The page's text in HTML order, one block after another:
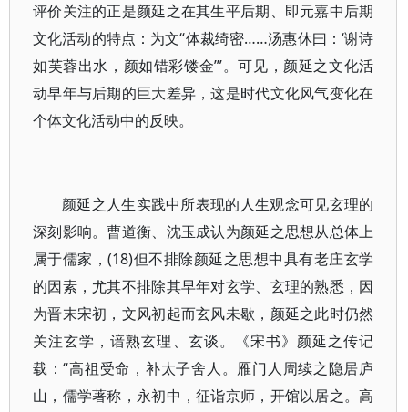
评价关注的正是颜延之在其生平后期、即元嘉中后期
文化活动的特点：为文“体裁绮密……汤惠休曰：‘谢诗
如芙蓉出水，颜如错彩镂金’”。可见，颜延之文化活
动早年与后期的巨大差异，这是时代文化风气变化在
个体文化活动中的反映。
颜延之人生实践中所表现的人生观念可见玄理的
深刻影响。曹道衡、沈玉成认为颜延之思想从总体上
属于儒家，(18)但不排除颜延之思想中具有老庄玄学
的因素，尤其不排除其早年对玄学、玄理的熟悉，因
为晋末宋初，文风初起而玄风未歇，颜延之此时仍然
关注玄学，谙熟玄理、玄谈。《宋书》颜延之传记
载：“高祖受命，补太子舍人。雁门人周续之隐居庐
山，儒学著称，永初中，征诣京师，开馆以居之。高